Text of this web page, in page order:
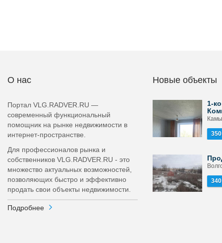
О нас
Портал VLG.RADVER.RU —
современный функциональный
помощник на рынке недвижимости в
интернет-пространстве.
Для профессионалов рынка и
собственников VLG.RADVER.RU - это
множество актуальных возможностей,
позволяющих быстро и эффективно
продать свои объекты недвижимости.
Подробнее
Новые объекты
1-